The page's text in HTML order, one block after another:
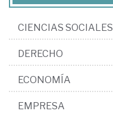
CIENCIAS SOCIALES
DERECHO
ECONOMÍA
EMPRESA